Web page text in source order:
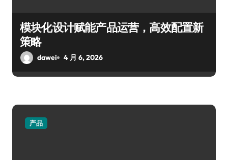
模块化设计赋能产品运营，高效配置新
策略
dawei 4 月 6, 2026
产品